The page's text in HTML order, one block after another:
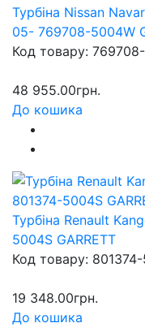
Турбіна Nissan
05- 769708-5004W
Код товару:
48 955.00грн.
До кошика
Турбіна Renault
5004S GARRETT
Код товару:
19 348.00грн.
До кошика